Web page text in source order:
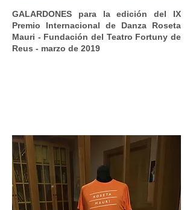
GALARDONES para la edición del IX
Premio Internacional de Danza Roseta
Mauri - Fundación del Teatro Fortuny de
Reus - marzo de 2019